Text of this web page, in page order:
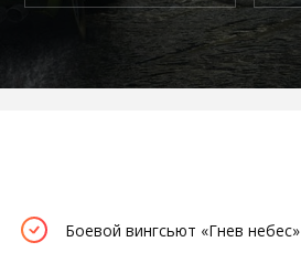
Боевой вингсьют «Гнев небес»